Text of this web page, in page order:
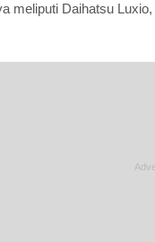
meliputi Daihatsu